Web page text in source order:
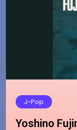
J-Pop
Yoshino